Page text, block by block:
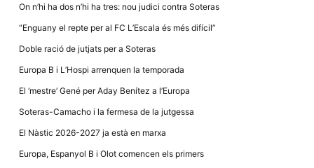
On n’hi ha dos n’hi ha tres: nou judici contra Soteras
“Enguany el repte per al FC L’Escala és més difícil”
Doble ració de jutjats per a Soteras
Europa B i L’Hospi arrenquen la temporada
El ‘mestre’ Gené per Aday Benítez a l’Europa
Soteras-Camacho i la fermesa de la jutgessa
El Nàstic 2026-2027 ja està en marxa
Europa, Espanyol B i Olot comencen els primers
Aquestes
són
són
tècnic de la